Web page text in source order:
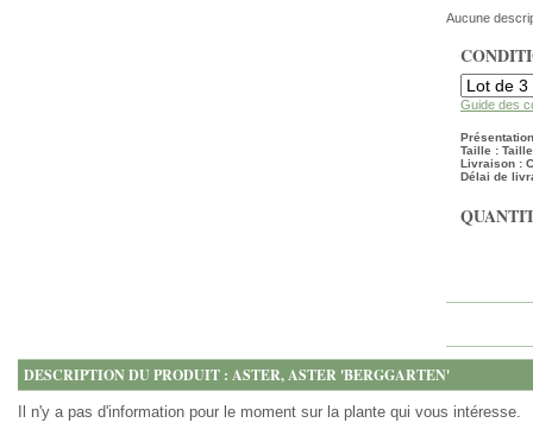
Aucune
Guide des
Taille :
Livraison :
Délai de
DESCRIPTION DU PRODUIT : ASTER, ASTER 'BERGGARTEN'
Il n'y a pas d'information pour le moment sur la plante qui vous intéresse.